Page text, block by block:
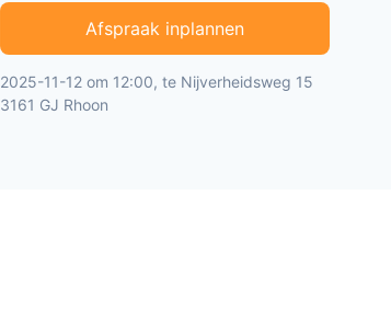
Afspraak inplannen
2025-11-12 om 12:00, te Nijverheidsweg 15
3161 GJ Rhoon